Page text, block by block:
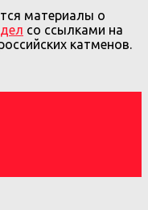
материалы о
со ссылками на
катменов.